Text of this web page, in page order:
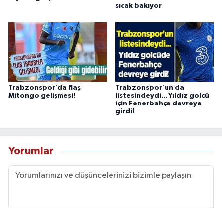
sıcak bakıyor
Trabzonspor'da flaş
Mitongo gelişmesi!
Trabzonspor'un da
listesindeydi... Yıldız golcü
için Fenerbahçe devreye
girdi!
Yorumlar